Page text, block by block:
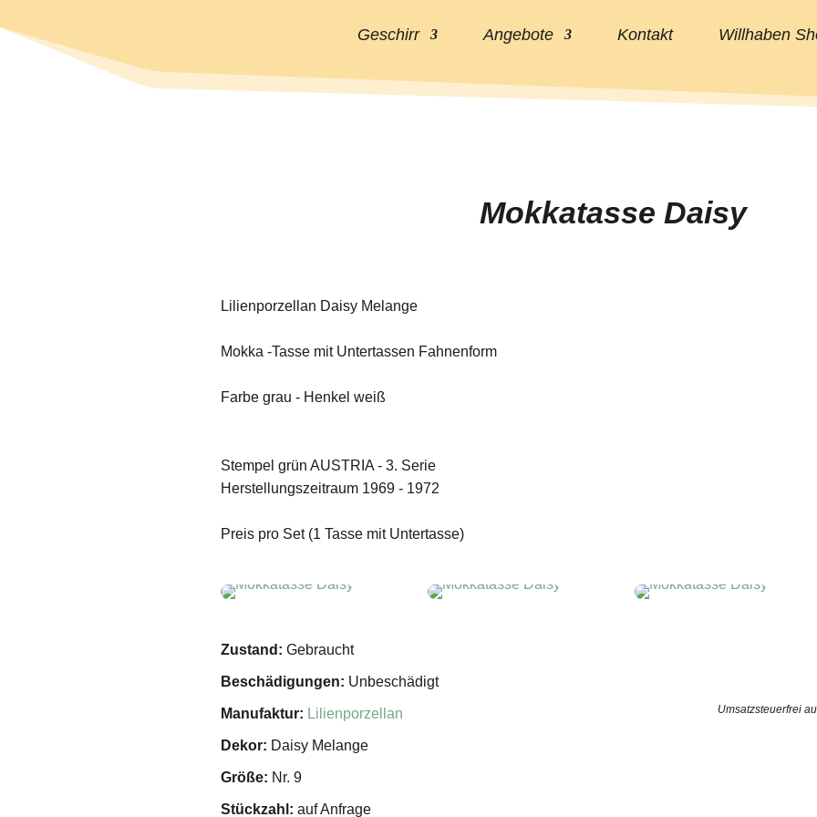
Geschirr Angebote Kontakt Willhaben
Mokkatasse Daisy
Lilienporzellan Daisy Melange
Mokka -Tasse mit Untertassen Fahnenform
Farbe grau - Henkel weiß
Stempel grün AUSTRIA - 3. Serie
Herstellungszeitraum 1969 - 1972
Preis pro Set (1 Tasse mit Untertasse)
Zustand: Gebraucht
Beschädigungen: Unbeschädigt
Manufaktur: Lilienporzellan
Dekor: Daisy Melange
Größe: Nr. 9
Stückzahl: auf Anfrage
Umsatzsteuerfrei